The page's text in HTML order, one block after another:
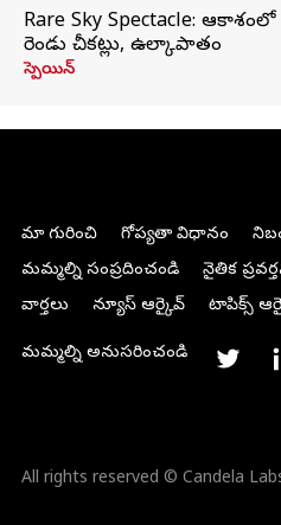
Rare Sky Spectacle:
రెండు చీకట్లు, ఉల్కాపాతం
స్పెయిన్
మా గురించి గోప్యతా విధానం
మమ్మల్ని సంప్రదించండి
నైతిక
వార్తలు
న్యూస్ ఆర్కైవ్ టాపిక్స్
మమ్మల్ని అనుసరించండి
All rights reserved © Candela